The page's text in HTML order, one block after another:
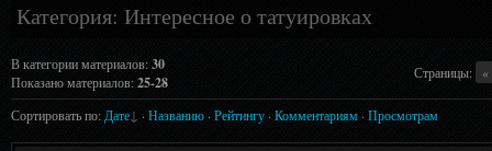
Категория: Интересное о татуировках
В категории материалов:30
Показано материалов:25-28
Страницы: «
Сортировать по: Дате · Названию · Рейтингу · Комментариям · Просмотрам